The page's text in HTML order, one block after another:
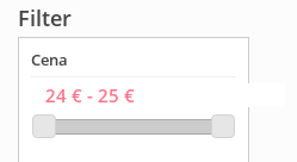
Filter
Cena